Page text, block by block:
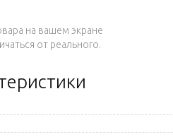
на вашем экране
от реального.